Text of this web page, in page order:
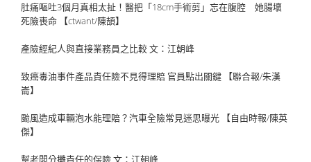
肚痛嘔吐3個月真相太扯！醫把「18cm手術剪」忘在腹腔 她腸壞
死險喪命 【ctwant/陳頡】
產險經紀人與直接業務員之比較 文：江朝峰
致癌毒油事件產品責任險不見得理賠 官員點出關鍵 【聯合報/朱漢
崙】
颱風造成車輛泡水能理賠？汽車全險常見迷思曝光 【自由時報/陳英
傑】
幫老闆分攤責任的保險 文：江朝峰